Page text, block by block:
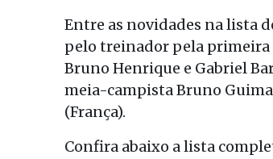
Entre as novidades na lista
pelo treinador pela primeira
Bruno Henrique e Gabriel
meia-campista Bruno
(França).
Confira abaixo a lista